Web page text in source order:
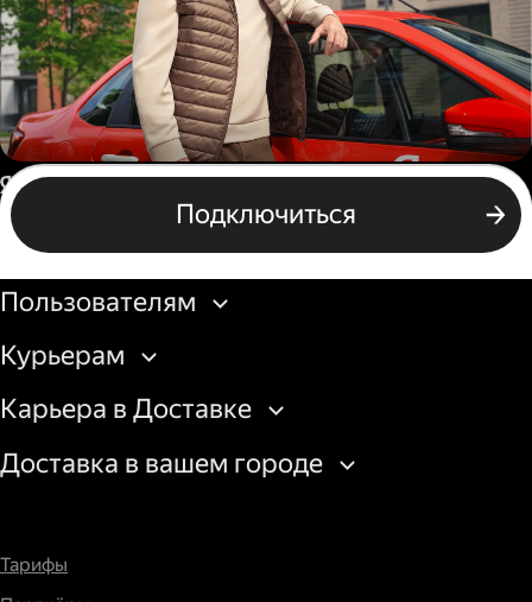
Автокурьер
Подключиться
Подключиться
Россия
Бизнесу
Пользователям
Курьерам
Карьера в Доставке
Доставка в вашем городе
Тарифы